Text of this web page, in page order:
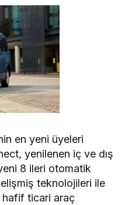
en yeni üyeleri
yenilenen iç ve dış
8 ileri otomatik
teknolojileri ile
hafif ticari araç